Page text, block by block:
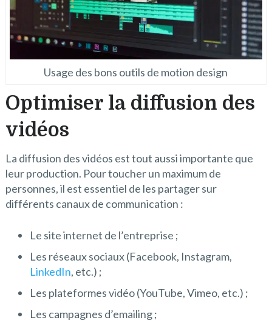
Usage des bons outils de motion design
Optimiser la diffusion des
vidéos
La diffusion des vidéos est tout aussi importante que
leur production. Pour toucher un maximum de
personnes, il est essentiel de les partager sur
différents canaux de communication :
Le site internet de l’entreprise ;
Les réseaux sociaux (Facebook, Instagram,
LinkedIn, etc.) ;
Les plateformes vidéo (YouTube, Vimeo, etc.) ;
Les campagnes d’emailing ;